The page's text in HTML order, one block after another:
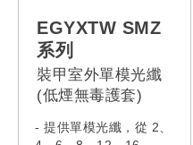
EG024M4V,
EG048M4V,
EG096M4V
EGYXTW SMZ
系列
裝甲室外單模光纖
(低煙無毒護套)
- 提供單模光纖，從 2、